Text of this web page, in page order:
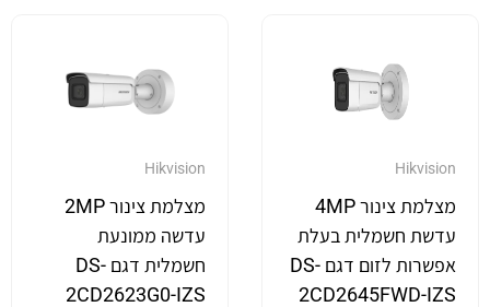
Hikvision
מצלמת צינור 4MP
עדשת חשמלית בעלת
אפשרות לזום דגם DS-
2CD2645FWD-IZS
Hikvision
מצלמת צינור 2MP
עדשה ממונעת
חשמלית דגם DS-
2CD2623G0-IZS